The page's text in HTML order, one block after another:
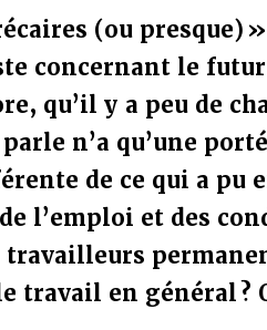
(ou presque)
concernant le
qu’il y a peu de
n’a qu’une
de ce qui a pu
l’emploi et des
en général ?